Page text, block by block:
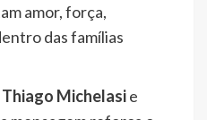
amor, força,
das famílias
Thiago Michelasie